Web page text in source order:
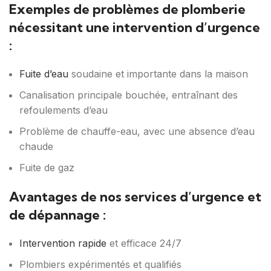
Exemples de problèmes de plomberie
nécessitant une intervention d’urgence
:
Fuite d’eau soudaine et importante dans la maison
Canalisation principale bouchée, entraînant des
refoulements d’eau
Problème de chauffe-eau, avec une absence d’eau
chaude
Fuite de gaz
Avantages de nos services d’urgence et
de dépannage :
Intervention rapide et efficace 24/7
Plombiers expérimentés et qualifiés